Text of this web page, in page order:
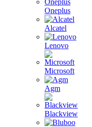
Oneplus
Alcatel
Lenovo
Microsoft
Agm
Blackview